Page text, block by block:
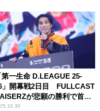
第一生命 D.LEAGUE 25-
」開幕戦2日目 FULLCAST
が悲願の勝利で首位
臨！